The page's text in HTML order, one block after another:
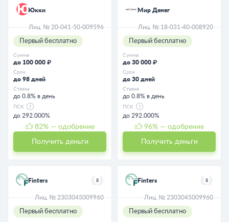
Юкки
Лиц. № 20-041-50-009596
Первый бесплатно
Сумма
до 100 000 ₽
Срок
до 98 дней
Ставка
до 0.8% в день
ПСК
до 292.000%
82% — одобрение
Получить деньги
Мир Денег
Лиц. № 18-031-40-008920
Первый бесплатно
Сумма
до 30 000 ₽
Срок
до 30 дней
Ставка
до 0.8% в день
ПСК
до 292.000%
96% — одобрение
Получить деньги
Finters 8
Лиц. № 2303045009960
Первый бесплатно
Finters 8
Лиц. № 2303045009960
Первый бесплатно